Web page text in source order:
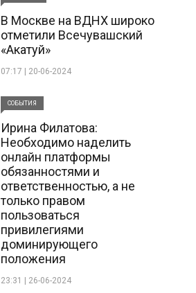
В Москве на ВДНХ широко
отметили Всечувашский
«Акатуй»
07:17 | 20-06-2024
СОБЫТИЯ
Ирина Филатова:
Необходимо наделить
онлайн платформы
обязанностями и
ответственностью, а не
только правом
пользоваться
привилегиями
доминирующего
положения
23:31 | 26-06-2024